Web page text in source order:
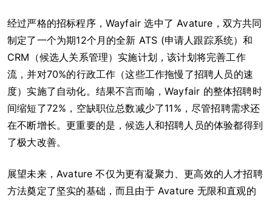
经过严格的招标程序，Wayfair 选中了 Avature，双方共同
制定了一个为期12个月的全新 ATS (申请人跟踪系统）和
CRM（候选人关系管理）实施计划，该计划将完善工作
流，并对70%的行政工作（这些工作拖慢了招聘人员的速
度）实施了自动化。结果不言而喻，Wayfair 的整体招聘时
间缩短了72%，空缺职位总数减少了11%，尽管招聘需求还
在不断增长。更重要的是，候选人和招聘人员的体验都得到
了极大改善。
展望未来，Avature 不仅为更有凝聚力、更高效的人才招聘
方法奠定了坚实的基础，而且由于 Avature 无限和直观的